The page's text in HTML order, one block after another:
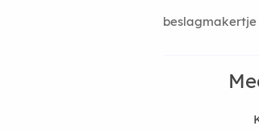
beslagmakertje